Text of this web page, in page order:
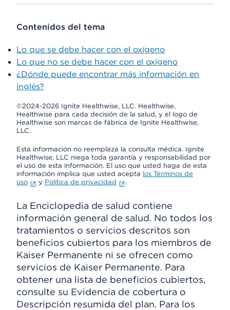
Contenidos del tema
Lo que se debe hacer con el oxígeno
Lo que no se debe hacer con el oxígeno
¿Dónde puede encontrar más información en
inglés?
©2024-2026 Ignite Healthwise, LLC. Healthwise,
Healthwise para cada decisión de la salud, y el logo de
Healthwise son marcas de fábrica de Ignite Healthwise,
LLC.
Esta información no reemplaza la consulta médica. Ignite
Healthwise, LLC niega toda garantía y responsabilidad por
el uso de esta información. El uso que usted haga de esta
información implica que usted acepta los Términos de
uso
y Política de privacidad .
La Enciclopedia de salud contiene
información general de salud. No todos los
tratamientos o servicios descritos son
beneficios cubiertos para los miembros de
Kaiser Permanente ni se ofrecen como
servicios de Kaiser Permanente. Para
obtener una lista de beneficios cubiertos,
consulte su Evidencia de cobertura o
Descripción resumida del plan. Para los